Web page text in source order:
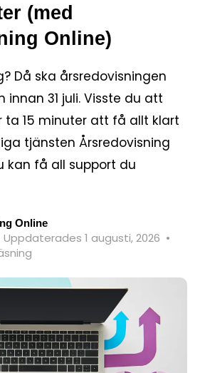
(med
Online)
Då ska årsredovisningen
innan 31 juli. Visste du att
ta 15 minuter att få allt klart
tjänsten Årsredovisning
kan få all support du
Online
Uppdaterades 1 augusti, 2026 •